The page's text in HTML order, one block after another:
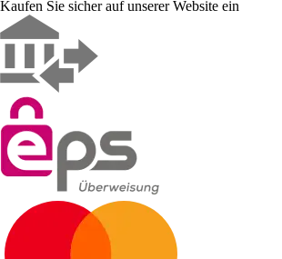
Kaufen Sie sicher auf unserer Website ein